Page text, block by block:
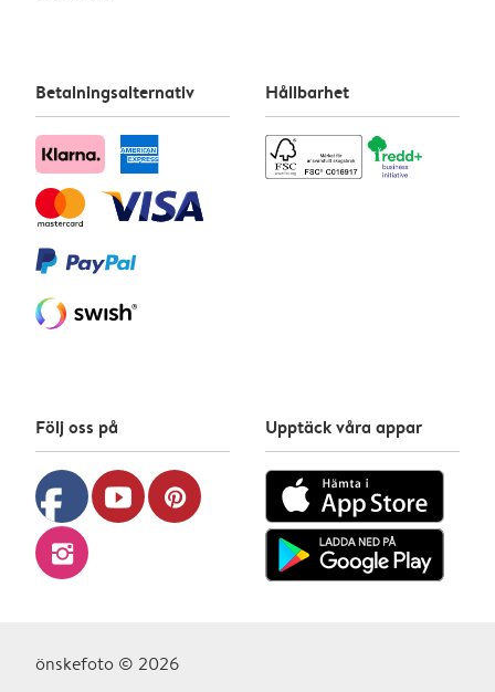
Betalningsalternativ Hållbarhet
Följ oss på
facebook youtube pinterest
instagram
Upptäck våra appar
önskefoto © 2026